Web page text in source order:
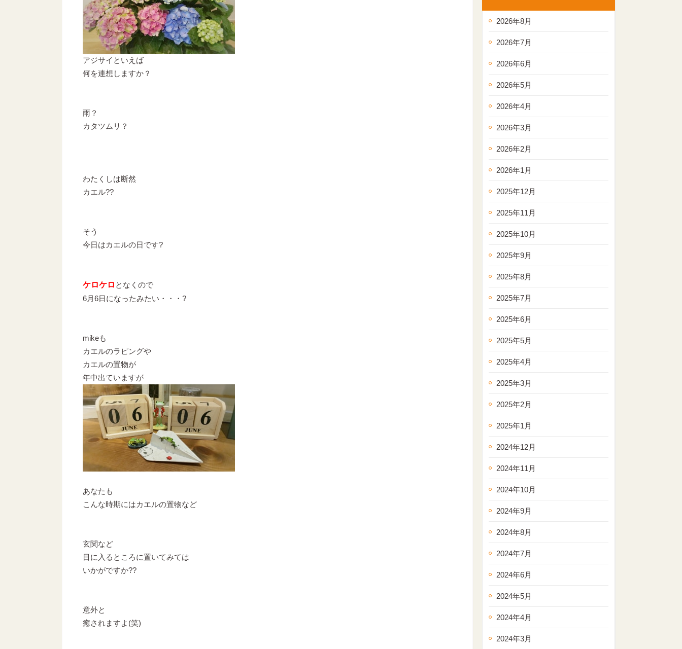
アジサイといえば
何を連想しますか？
雨？
カタツムリ？
わたくしは断然
カエル??
そう
今日はカエルの日です?
ケロケロ となくので
6月6日になったみたい・・・?
mikeも
カエルのラピングや
カエルの置物が
年中出ていますが
あなたも
こんな時期にはカエルの置物など
玄関など
目に入るところに置いてみては
いかがですか??
意外と
癒されますよ(笑)
2026年8月
2026年7月
2026年6月
2026年5月
2026年4月
2026年3月
2026年2月
2026年1月
2025年12月
2025年11月
2025年10月
2025年9月
2025年8月
2025年7月
2025年6月
2025年5月
2025年4月
2025年3月
2025年2月
2025年1月
2024年12月
2024年11月
2024年10月
2024年9月
2024年8月
2024年7月
2024年6月
2024年5月
2024年4月
2024年3月